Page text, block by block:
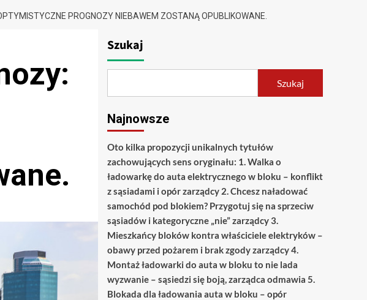
PROGNOZY NIEBAWEM ZOSTANĄ OPUBLIKOWANE.
Szukaj
Szukaj
Najnowsze
Oto kilka propozycji unikalnych tytułów
zachowujących sens oryginału: 1. Walka o
ładowarkę do auta elektrycznego w bloku – konflikt
z sąsiadami i opór zarządcy 2. Chcesz naładować
samochód pod blokiem? Przygotuj się na sprzeciw
sąsiadów i kategoryczne „nie” zarządcy 3.
Mieszkańcy bloków kontra właściciele elektryków –
obawy przed pożarem i brak zgody zarządcy 4.
Montaż ładowarki do auta w bloku to nie lada
wyzwanie – sąsiedzi się boją, zarządca odmawia 5.
Blokada dla ładowania auta w bloku – opór